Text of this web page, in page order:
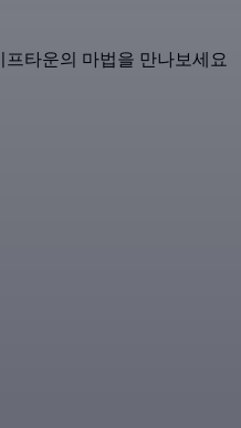
타운의 마법을 만나보세요